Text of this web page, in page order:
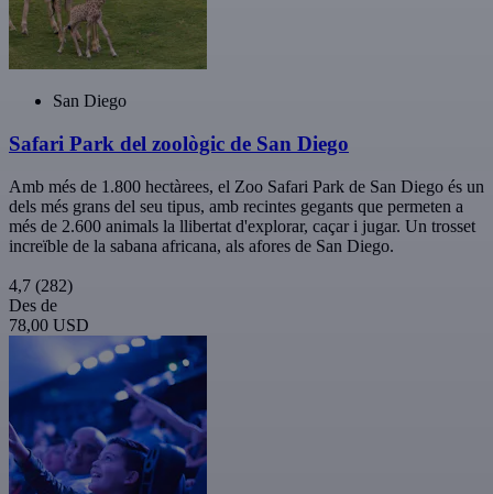
San Diego
Safari Park del zoològic de San Diego
Amb més de 1.800 hectàrees, el Zoo Safari Park de San Diego és un
dels més grans del seu tipus, amb recintes gegants que permeten a
més de 2.600 animals la llibertat d'explorar, caçar i jugar. Un trosset
increïble de la sabana africana, als afores de San Diego.
4,7 (282)
Des de
78,00 USD